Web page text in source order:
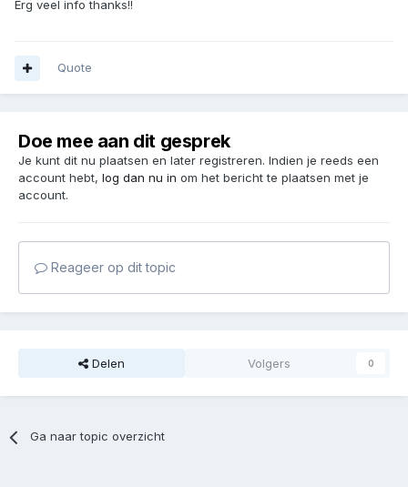
Erg veel info thanks!!
Quote
Doe mee aan dit gesprek
Je kunt dit nu plaatsen en later registreren. Indien je reeds een
account hebt, log dan nu in om het bericht te plaatsen met je
account.
Reageer op dit topic
Delen Volgers 0
Ga naar topic overzicht